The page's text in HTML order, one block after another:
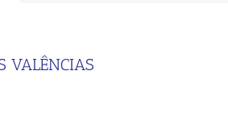
VALÊNCIAS